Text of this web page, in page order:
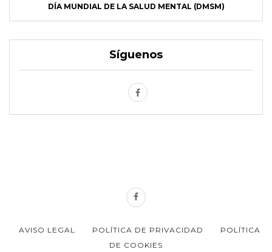
DÍA MUNDIAL DE LA SALUD MENTAL (DMSM)
Síguenos
AVISO LEGAL POLÍTICA DE PRIVACIDAD
POLÍTICA
DE COOKIES